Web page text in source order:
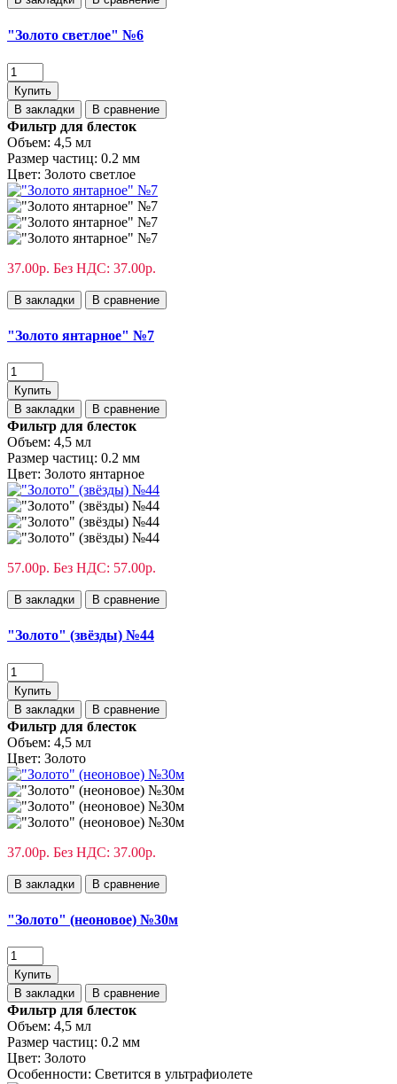
"Золото светлое" №6
Купить
В закладки
В сравнение
Фильтр для блесток
Объем: 4,5 мл
Размер частиц: 0.2 мм
Цвет: Золото светлое
37.00р. Без НДС: 37.00р.
В закладки В сравнение
"Золото янтарное" №7
Купить
В закладки
В сравнение
Фильтр для блесток
Объем: 4,5 мл
Размер частиц: 0.2 мм
Цвет: Золото янтарное
57.00р. Без НДС: 57.00р.
В закладки В сравнение
"Золото" (звёзды) №44
Купить
В закладки
В сравнение
Фильтр для блесток
Объем: 4,5 мл
Цвет: Золото
37.00р. Без НДС: 37.00р.
В закладки В сравнение
"Золото" (неоновое) №30м
Купить
В закладки
В сравнение
Фильтр для блесток
Объем: 4,5 мл
Размер частиц: 0.2 мм
Цвет: Золото
Особенности: Светится в ультрафиолете